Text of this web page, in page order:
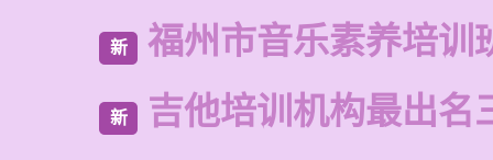
新 福州市音乐素养培训
新 吉他培训机构最出名